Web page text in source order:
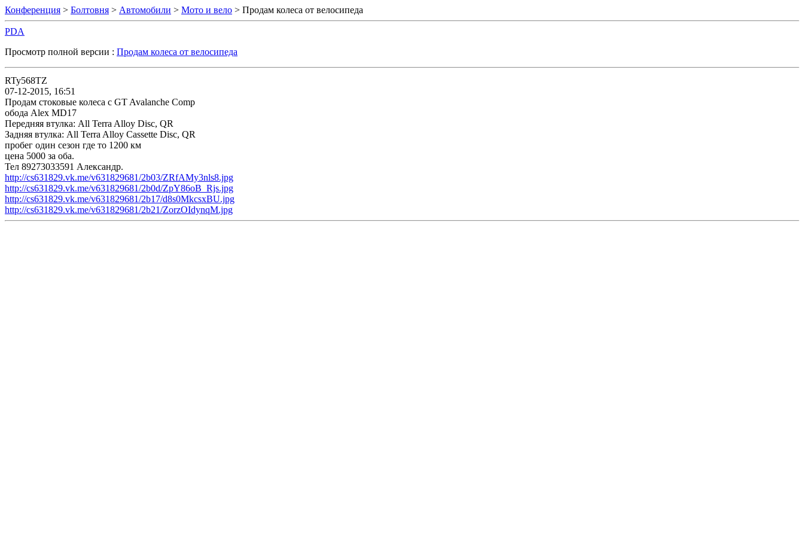
Конференция > Болтовня > Автомобили > Мото и вело > Продам колеса от велосипеда
PDA
Просмотр полной версии : Продам колеса от велосипеда
RTy568TZ
07-12-2015, 16:51
Продам стоковые колеса с GT Avalanche Comp
обода Alex MD17
Передняя втулка: All Terra Alloy Disc, QR
Задняя втулка: All Terra Alloy Cassette Disc, QR
пробег один сезон где то 1200 км
цена 5000 за оба.
Тел 89273033591 Александр.
http://cs631829.vk.me/v631829681/2b03/ZRfAMy3nls8.jpg
http://cs631829.vk.me/v631829681/2b0d/ZpY86oB_Rjs.jpg
http://cs631829.vk.me/v631829681/2b17/d8s0MkcsxBU.jpg
http://cs631829.vk.me/v631829681/2b21/ZorzOIdynqM.jpg